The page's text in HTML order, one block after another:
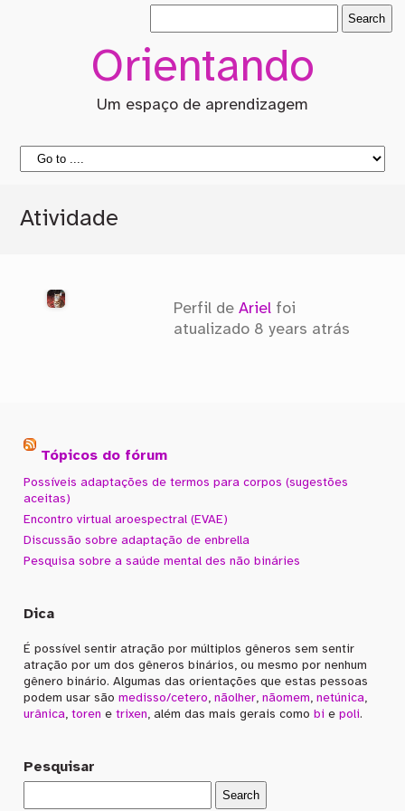
Orientando
Um espaço de aprendizagem
Atividade
Perfil deAriel foi
atualizado 8 years atrás
Tópicos do fórum
Possíveis adaptações de termos para corpos (sugestões
aceitas)
Encontro virtual aroespectral (EVAE)
Discussão sobre adaptação de enbrella
Pesquisa sobre a saúde mental des não bináries
Dica
É possível sentir atração por múltiplos gêneros sem sentir
atração por um dos gêneros binários, ou mesmo por nenhum
gênero binário. Algumas das orientações que estas pessoas
podem usar sãomedisso/cetero ,nãolher ,nãomem ,netúnica
urânica ,toren etrixen , além das mais gerais comobi epoli.
Pesquisar